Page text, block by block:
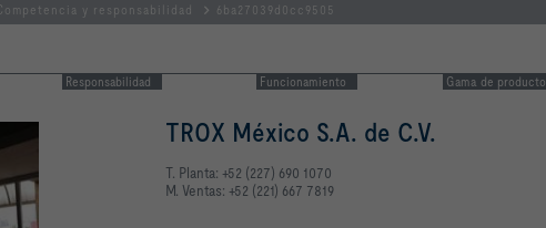
y responsabilidad 6ba27039d0cc9505
Responsabilidad Funcionamiento Gama de producto
TROX México S.A. de C.V.
T. Planta: +52 (227) 690 1070
M. Ventas: +52 (221) 667 7819